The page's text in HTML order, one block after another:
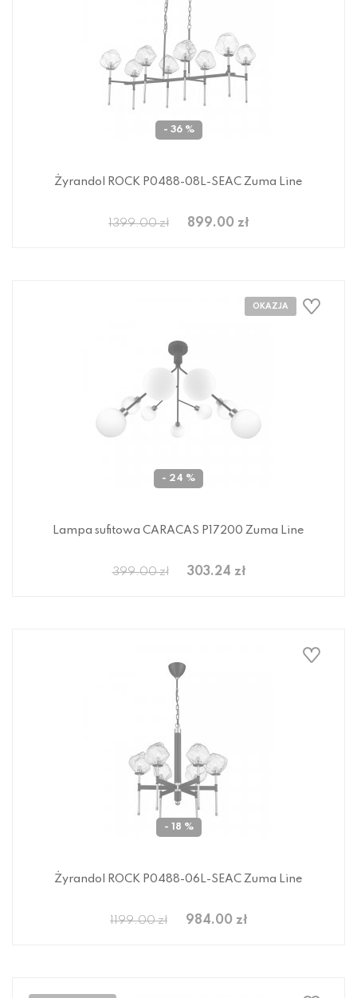
- 36 %
Żyrandol ROCK P0488-08L-SEAC Zuma Line
1399.00 zł 899.00 zł
- 24 %
Lampa sufitowa CARACAS P17200 Zuma Line
399.00 zł 303.24 zł
- 18 %
Żyrandol ROCK P0488-06L-SEAC Zuma Line
1199.00 zł 984.00 zł